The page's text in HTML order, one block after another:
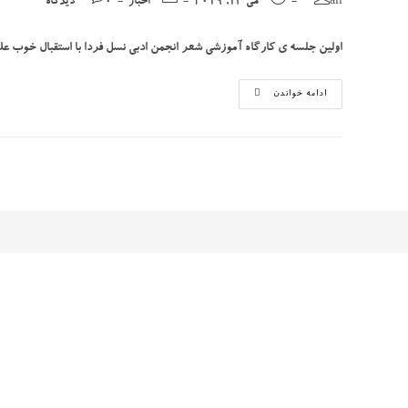
اولین جلسه ی کارگاه آموزشی شعر انجمن ادبی نسل فردا با استقبال خوب
ادامه خواندن
برگزاری
اولین